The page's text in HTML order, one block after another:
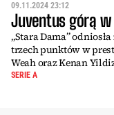
09.11.2024 23:12
Juventus górą
„Stara Dama”
trzech punktów w
Weah oraz Kenan
SERIE A